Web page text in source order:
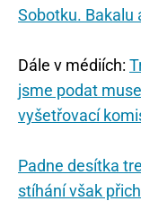
Sobotku. Bakalu
Dále v médiích:
jsme podat
vyšetřovací
Padne desítka
stíhání však